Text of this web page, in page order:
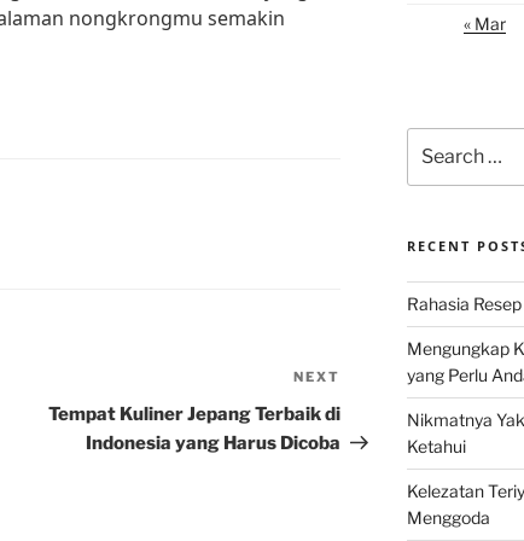
nongkrongmu semakin
Post
NEXT
Tempat Kuliner Jepang Terbaik di
Indonesia yang Harus Dicoba
« Mar
for:
RECENT
Rahasia
Mengungkap
yang Perlu
Nikmatnya
Ketahui
Kelezatan
Menggoda